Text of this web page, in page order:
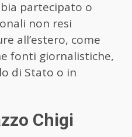
partecipato o
non resi
all’estero, come
fonti giornalistiche,
di Stato o in
Chigi